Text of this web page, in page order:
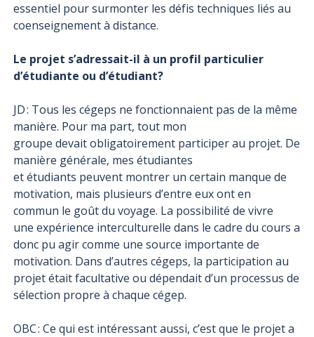
essentiel pour surmonter les défis techniques liés au
coenseignement à distance.
Le projet s’adressait-il à un profil particulier
d’étudiante ou d’étudiant?
JD : Tous les cégeps ne fonctionnaient pas de la même
manière. Pour ma part, tout mon
groupe devait obligatoirement participer au projet. De
manière générale, mes étudiantes
et étudiants peuvent montrer un certain manque de
motivation, mais plusieurs d’entre eux ont en
commun le goût du voyage. La possibilité de vivre
une expérience interculturelle dans le cadre du cours a
donc pu agir comme une source importante de
motivation. Dans d’autres cégeps, la participation au
projet était facultative ou dépendait d’un processus de
sélection propre à chaque cégep.
OBC : Ce qui est intéressant aussi, c’est que le projet a